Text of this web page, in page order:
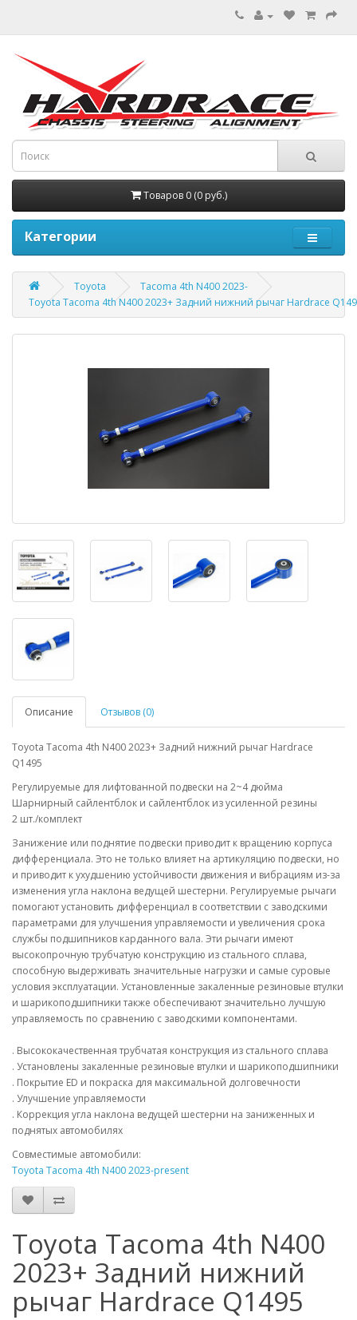
Товаров 0 (0 руб.)
Категории
Toyota
Tacoma 4th N400 2023-
Toyota Tacoma 4th N400 2023+ Задний нижний рычаг Hardrace
Описание Отзывов (0)
Toyota Tacoma 4th N400 2023+ Задний нижний рычаг Hardrace
Q1495
Регулируемые для лифтованной подвески на 2~4 дюйма
Шарнирный сайлентблок и сайлентблок из усиленной резины
2 шт./комплект
Занижение или поднятие подвески приводит к вращению корпуса
дифференциала. Это не только влияет на артикуляцию подвески, но
и приводит к ухудшению устойчивости движения и вибрациям из-за
изменения угла наклона ведущей шестерни. Регулируемые рычаги
помогают установить дифференциал в соответствии с заводскими
параметрами для улучшения управляемости и увеличения срока
службы подшипников карданного вала. Эти рычаги имеют
высокопрочную трубчатую конструкцию из стального сплава,
способную выдерживать значительные нагрузки и самые суровые
условия эксплуатации. Установленные закаленные резиновые втулки
и шарикоподшипники также обеспечивают значительно лучшую
управляемость по сравнению с заводскими компонентами.
. Высококачественная трубчатая конструкция из стального сплава
. Установлены закаленные резиновые втулки и шарикоподшипники
. Покрытие ED и покраска для максимальной долговечности
. Улучшение управляемости
. Коррекция угла наклона ведущей шестерни на заниженных и
поднятых автомобилях
Совместимые автомобили:
Toyota Tacoma 4th N400 2023-present
Toyota Tacoma 4th N400
2023+ Задний нижний
рычаг Hardrace Q1495